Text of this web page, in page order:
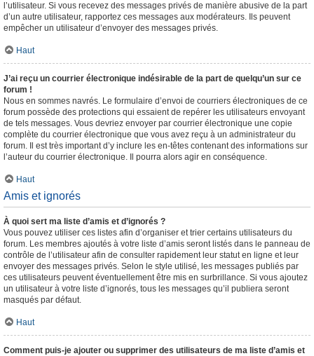
l’utilisateur. Si vous recevez des messages privés de manière abusive de la part
d’un autre utilisateur, rapportez ces messages aux modérateurs. Ils peuvent
empêcher un utilisateur d’envoyer des messages privés.
Haut
J’ai reçu un courrier électronique indésirable de la part de quelqu’un sur ce
forum !
Nous en sommes navrés. Le formulaire d’envoi de courriers électroniques de ce
forum possède des protections qui essaient de repérer les utilisateurs envoyant
de tels messages. Vous devriez envoyer par courrier électronique une copie
complète du courrier électronique que vous avez reçu à un administrateur du
forum. Il est très important d’y inclure les en-têtes contenant des informations sur
l’auteur du courrier électronique. Il pourra alors agir en conséquence.
Haut
Amis et ignorés
À quoi sert ma liste d’amis et d’ignorés ?
Vous pouvez utiliser ces listes afin d’organiser et trier certains utilisateurs du
forum. Les membres ajoutés à votre liste d’amis seront listés dans le panneau de
contrôle de l’utilisateur afin de consulter rapidement leur statut en ligne et leur
envoyer des messages privés. Selon le style utilisé, les messages publiés par
ces utilisateurs peuvent éventuellement être mis en surbrillance. Si vous ajoutez
un utilisateur à votre liste d’ignorés, tous les messages qu’il publiera seront
masqués par défaut.
Haut
Comment puis-je ajouter ou supprimer des utilisateurs de ma liste d’amis et